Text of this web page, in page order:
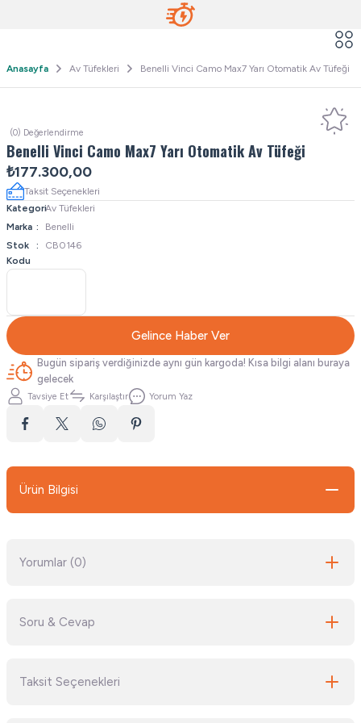
Anasayfa Av Tüfekleri Benelli Vinci Camo Max7 Yarı Otomatik Av Tüfeği
(0) Değerlendirme
Benelli Vinci Camo Max7 Yarı Otomatik Av Tüfeği
₺177.300,00
Taksit Seçenekleri
KategoriAv Tüfekleri
Marka
Benelli
Stok
Kodu
CB0146
Gelince Haber Ver
Bugün sipariş verdiğinizde aynı gün kargoda! Kısa bilgi alanı buraya
gelecek
Tavsiye Et Karşılaştır Yorum Yaz
Ürün Bilgisi
Yorumlar (0)
Soru & Cevap
Taksit Seçenekleri